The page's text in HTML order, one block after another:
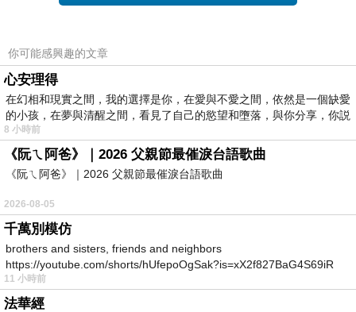
外頭的人潮洶湧蓄勢待發，狡兔又厚著臉皮，央求店員讓我先溜進去搶拍幾張
店景照，當時燈尚未全開。
氛圍溫馨，那熟悉的喜氣紅色桌面，讓狡兔十分欣賞！拍照時相當顯色，超想
你可能感興趣的文章
心安理得
在幻相和現實之間，我的選擇是你，在愛與不愛之間，依然是一個缺愛
的小孩，在夢與清醒之間，看見了自己的慾望和墮落，與你分享，你説
8 小時前
《阮ㄟ阿爸》｜2026 父親節最催淚台語歌曲
《阮ㄟ阿爸》｜2026 父親節最催淚台語歌曲
2026-08-05
千萬別模仿
brothers and sisters, friends and neighbors
https://youtube.com/shorts/hUfepoOgSak?is=xX2f827BaG4S69iR
https
11 小時前
法華經